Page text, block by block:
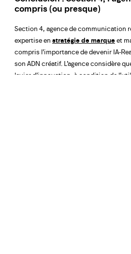
compris (ou presque)
Section 4, agence de communication
expertise en stratégie de marque et
compris l’importance de devenir IA-
son ADN créatif. L’agence considère
levier d’innovation, à condition de